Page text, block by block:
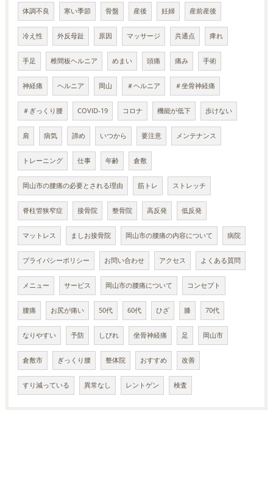
体調不良 寒い季節 骨盤 産後 妊婦 産前産後
冷え性 外反母趾 原因 マッサージ 共通点 痺れ
手足 椎間板ヘルニア めまい 頭痛 痛み 手術
神経痛 ヘルニア 岡山 ＃ヘルニア ＃坐骨神経痛
＃ぎっくり腰 COVID-19 コロナ 機能が低下 歩けない
肩 病気 諦め いつから 要注意 メンテナンス
トレーニング 仕事 年齢 倉敷
岡山市の腰痛の必要とされる理由 筋トレ ストレッチ
脊柱管狭窄症 接骨院 整骨院 高反発 低反発
マットレス ましお接骨院 岡山市の腰痛の内容について 病院
プライバシーポリシー お問い合わせ アクセス よくある質問
メニュー サービス 岡山市の腰痛について コンセプト
腰痛 お尻が痛い 50代 60代 ひざ 膝 70代
なりやすい 予防 しびれ 坐骨神経痛 足 岡山市
倉敷市 ぎっくり腰 整体院 おすすめ 改善
すり減っている 異常なし レントゲン 検査